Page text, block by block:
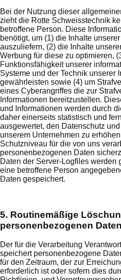
Bei der Nutzung dieser
zieht die Rotte Schweisstechnik
betroffene Person. Diese
benötigt, um (1) die Inhalte
auszuliefern, (2) die Inhalte
Werbung für diese zu optimieren,
Funktionsfähigkeit unserer
Systeme und der Technik unserer
gewährleisten sowie (4) um
eines Cyberangriffes die zur
Informationen bereitzustellen.
und Informationen werden durch
daher einerseits statistisch und
ausgewertet, den Datenschutz
unserem Unternehmen zu
Schutzniveau für die von uns
personenbezogenen Daten
Daten der Server-Logfiles werden
eine betroffene Person
Daten gespeichert.
5. Routinemäßige
personenbezogenen Daten
Der für die Verarbeitung
speichert personenbezogene
für den Zeitraum, der zur
erforderlich ist oder sofern dies